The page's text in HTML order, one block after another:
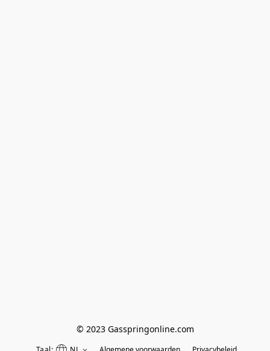
© 2023 Gasspringonline.com